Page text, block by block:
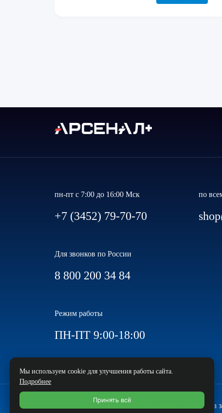
пн-пт с 7:00 до 16:00 Мск
+7 (3452) 79-70-70
по
Для звонков по России
8 800 200 34 84
Режим работы
ПН-ПТ 9:00-18:00
© 1993-2026 IT-компания «Арсенал+» Все
Мы используем cookie для улучшения работы сайта.
Подробнее
Принять всё